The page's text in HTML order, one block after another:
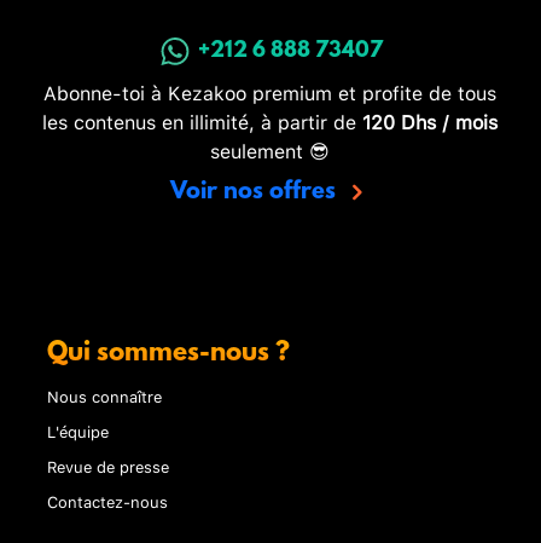
+212 6 888 73407
Abonne-toi à Kezakoo premium et profite de tous
les contenus en illimité, à partir de 120 Dhs / mois
seulement 😎
Voir nos offres
Qui sommes-nous ?
Nous connaître
L'équipe
Revue de presse
Contactez-nous